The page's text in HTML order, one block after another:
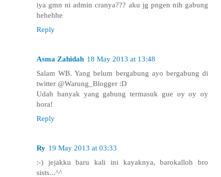
iya gmn ni admin cranya??? aku jg pngen nih gabung
hehehhe
Reply
Asma Zahidah 18 May 2013 at 13:48
Salam WB. Yang belum bergabung ayo bergabung di
twitter @Warung_Blogger :D
Udah banyak yang gabung termasuk gue oy oy oy
hora!
Reply
Ry 19 May 2013 at 03:33
:-) jejakku baru kali ini kayaknya, barokalloh bro
sists...^^